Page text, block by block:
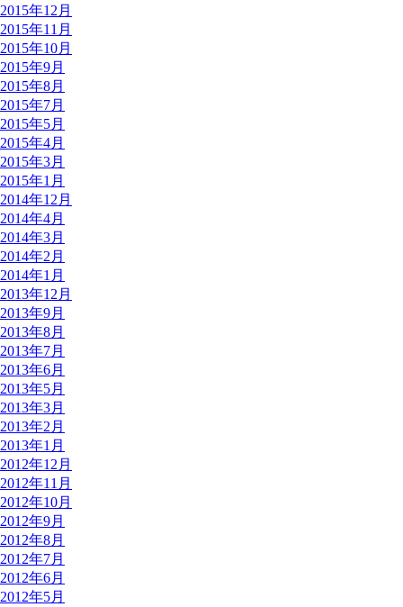
2015年12月
2015年11月
2015年10月
2015年9月
2015年8月
2015年7月
2015年5月
2015年4月
2015年3月
2015年1月
2014年12月
2014年4月
2014年3月
2014年2月
2014年1月
2013年12月
2013年9月
2013年8月
2013年7月
2013年6月
2013年5月
2013年3月
2013年2月
2013年1月
2012年12月
2012年11月
2012年10月
2012年9月
2012年8月
2012年7月
2012年6月
2012年5月